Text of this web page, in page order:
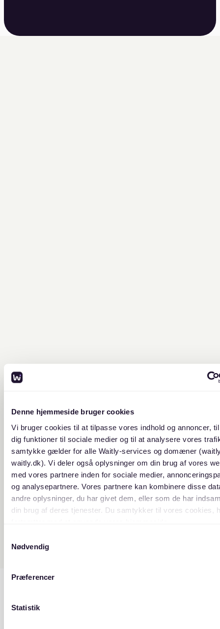
Denne hjemmeside bruger cookies
Vi bruger cookies til at tilpasse vores indhold og annoncer,
dig funktioner til sociale medier og til at analysere vores
samtykke gælder for alle Waitly-services og domæner
waitly.dk). Vi deler også oplysninger om din brug af vores
med vores partnere inden for sociale medier,
og analysepartnere. Vores partnere kan kombinere disse
andre oplysninger, du har givet dem, eller som de har
din brug af deres tjenester. Du samtykker til vores cookies,
Nødvendig
Præferencer
Statistik